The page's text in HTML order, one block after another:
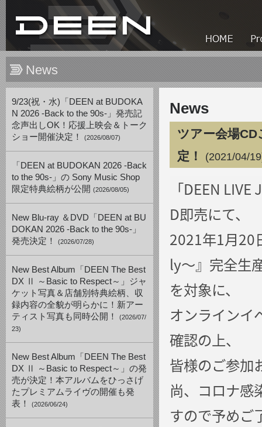
News
9/23(祝・水)「DEEN at BUDOKA
N 2026 -Back to the 90s-」発売記
念声出しOK！応援上映会＆トーク
ショー開催決定！
(2026/08/07)
「DEEN at BUDOKAN 2026 -Back
to the 90s-」の Sony Music Shop
限定特典絵柄が公開 (2026/08/05)
New Blu-ray ＆DVD「DEEN at BU
DOKAN 2026 -Back to the 90s-」
発売決定！
(2026/07/28)
New Best Album「DEEN The Best
DX Ⅱ ～Basic to Respect～」ジャ
ケット写真＆店舗別特典絵柄、収
録内容の全貌が明らかに！新アー
ティスト写真も同時公開！
(2026/07/
23)
New Best Album「DEEN The Best
DX Ⅱ ～Basic to Respect～」の発
売が決定！本アルバムをひっさげ
たプレミアムライヴの開催も発
表！
(2026/06/24)
News
ツアー会場
定！
(2021/04/
「DEEN
D即売にて、
2021年1月20
ly〜』完全生
を対象に、
オンラインイ
確認の上、
皆様のご参加
尚、コロナ感
すので予めご